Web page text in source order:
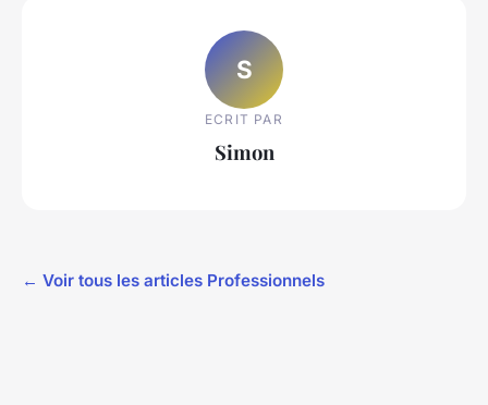
S
ECRIT PAR
Simon
← Voir tous les articles Professionnels